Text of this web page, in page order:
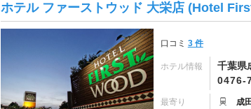
ホテル ファーストウッド 大栄店 (Hotel
口コミ 3 件
ホテル情報
千葉県
0476-
最寄り
成